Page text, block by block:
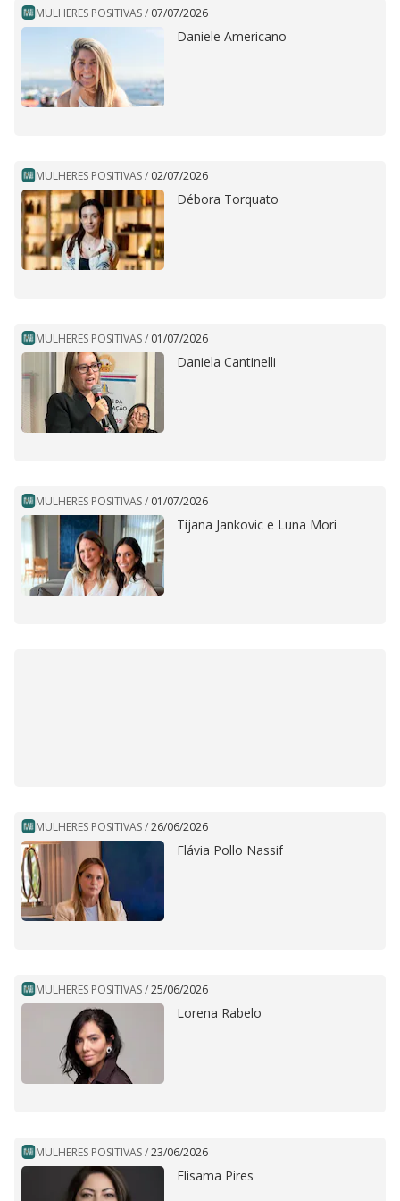
MULHERES POSITIVAS/ 07/07/2026
Daniele Americano
MULHERES POSITIVAS/ 02/07/2026
Débora Torquato
MULHERES POSITIVAS/ 01/07/2026
Daniela Cantinelli
MULHERES POSITIVAS/ 01/07/2026
Tijana Jankovic e Luna Mori
MULHERES POSITIVAS/26/06/2026
Flávia Pollo Nassif
MULHERES POSITIVAS/25/06/2026
Lorena Rabelo
MULHERES POSITIVAS/23/06/2026
Elisama Pires